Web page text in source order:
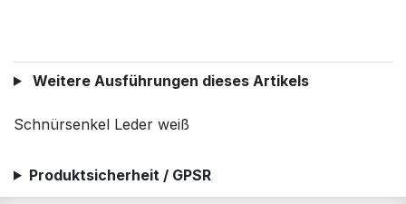
Weitere Ausführungen dieses Artikels
Schnürsenkel Leder weiß
Produktsicherheit / GPSR